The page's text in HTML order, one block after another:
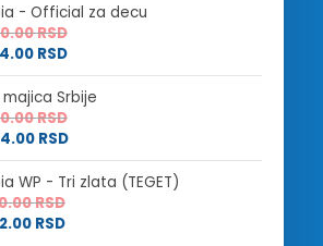
- Official za decu
RSD
RSD
Srbije
RSD
RSD
WP - Tri zlata (TEGET)
RSD
RSD